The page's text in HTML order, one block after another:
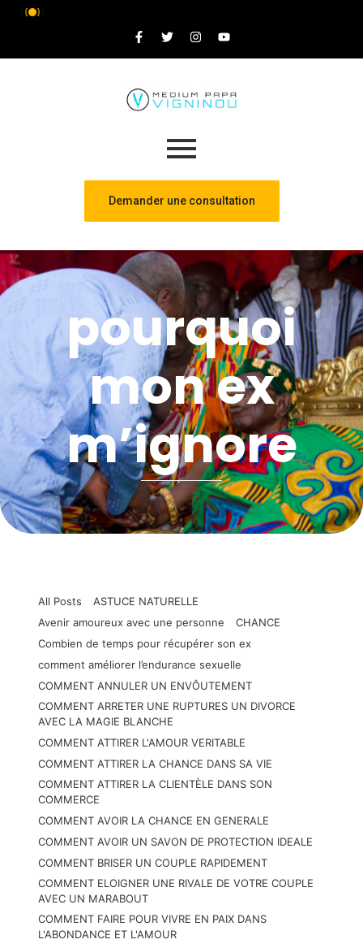
Demander une consultation
pourquoi
mon ex
m’ignore
All Posts
ASTUCE NATURELLE
Avenir amoureux avec une personne
CHANCE
Combien de temps pour récupérer son ex
comment améliorer l’endurance sexuelle
COMMENT ANNULER UN ENVÔUTEMENT
COMMENT ARRETER UNE RUPTURES UN DIVORCE
AVEC LA MAGIE BLANCHE
COMMENT ATTIRER L'AMOUR VERITABLE
COMMENT ATTIRER LA CHANCE DANS SA VIE
COMMENT ATTIRER LA CLIENTÈLE DANS SON
COMMERCE
COMMENT AVOIR LA CHANCE EN GENERALE
COMMENT AVOIR UN SAVON DE PROTECTION IDEALE
COMMENT BRISER UN COUPLE RAPIDEMENT
COMMENT ELOIGNER UNE RIVALE DE VOTRE COUPLE
AVEC UN MARABOUT
COMMENT FAIRE POUR VIVRE EN PAIX DANS
L'ABONDANCE ET L'AMOUR